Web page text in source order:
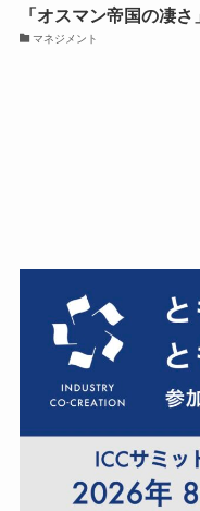
「オスマン帝国の凄さ」
マネジメント